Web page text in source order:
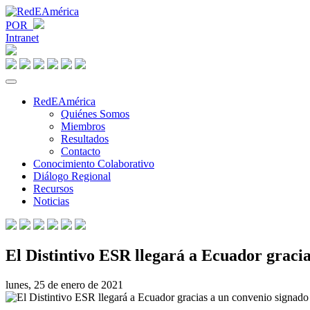
POR
Intranet
RedEAmérica
Quiénes Somos
Miembros
Resultados
Contacto
Conocimiento Colaborativo
Diálogo Regional
Recursos
Noticias
El Distintivo ESR llegará a Ecuador
lunes, 25 de enero de 2021